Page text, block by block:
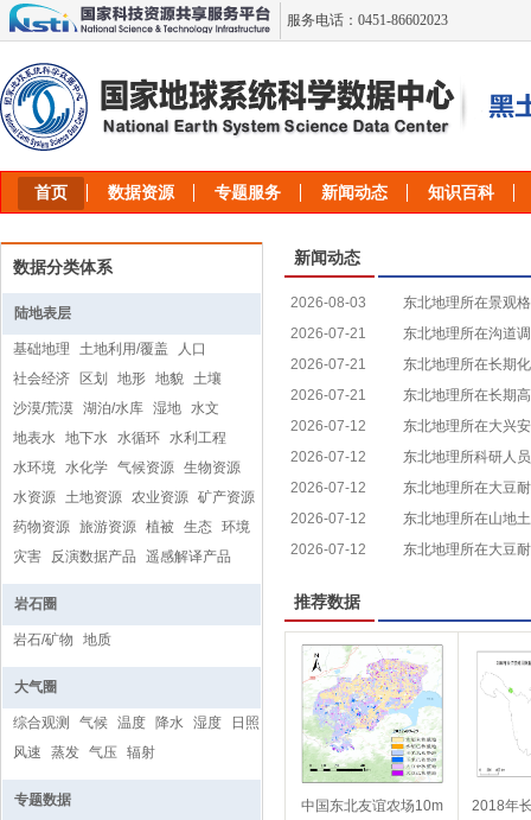
服务电话：0451-86602023
首页 数据资源 专题服务 新闻动态 知识百科
数据分类体系
陆地表层
基础地理 土地利用/覆盖
人口
社会经济
区划 地形 地貌 土壤
沙漠/荒漠 湖泊/水库 湿地 水文
地表水 地下水 水循环 水利工程
水环境 水化学 气候资源 生物资源
水资源 土地资源 农业资源 矿产资源
药物资源 旅游资源 植被 生态 环境
灾害
反演数据产品 遥感解译产品
岩石圈
岩石/矿物 地质
大气圈
综合观测 气候 温度 降水 湿度
日照
风速
蒸发 气压 辐射
专题数据
新闻动态
2026-08-03
东北地理所在景观
2026-07-21
东北地理所在沟道
进展
2026-07-21
东北地理所在长期
响取得进展
2026-07-21
东北地理所在长期
方面取得进展
2026-07-12
东北地理所在大兴
2026-07-12
东北地理所科研人
2026-07-12
东北地理所在大豆
2026-07-12
东北地理所在山地
带分异及机制研究
2026-07-12 东北地理所在大豆
推荐数据
中国东北友谊农场10m
2018年